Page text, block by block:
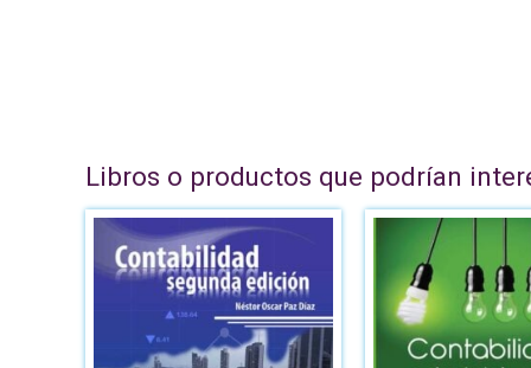
Libros o productos que podrían
El
B/